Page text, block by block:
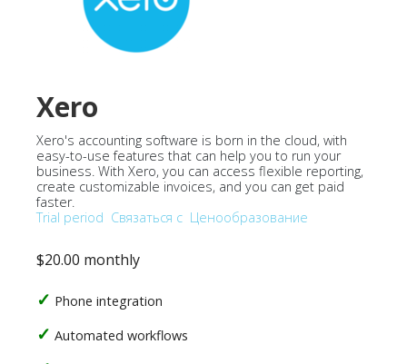
Xero
Xero's accounting software is born in the cloud, with
easy-to-use features that can help you to run your
business. With Xero, you can access flexible reporting,
create customizable invoices, and you can get paid
faster.
Trial period Связаться с Ценообразование
$20.00 monthly
Phone integration
Automated workflows